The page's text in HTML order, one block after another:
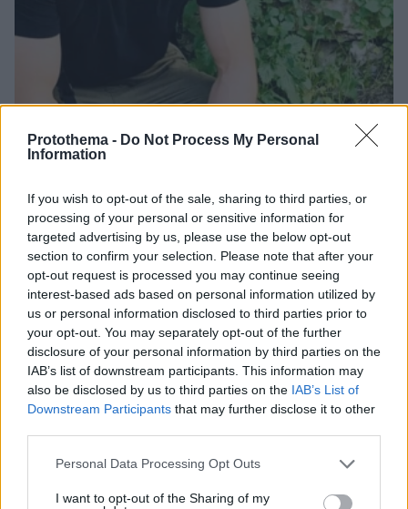
Protothema - Do Not Process My Personal
Information
If you wish to opt-out of the sale, sharing to third parties, or
processing of your personal or sensitive information for
targeted advertising by us, please use the below opt-out
section to confirm your selection. Please note that after your
opt-out request is processed you may continue seeing
interest-based ads based on personal information utilized by
us or personal information disclosed to third parties prior to
your opt-out. You may separately opt-out of the further
disclosure of your personal information by third parties on the
IAB’s list of downstream participants. This information may
also be disclosed by us to third parties on the IAB’s List of
Downstream Participants that may further disclose it to other
Please note that this website/app uses one or more Google
not limited to your visit or usage behaviour. You may click to
Personal Data Processing Opt Outs
I want to opt-out of the Sharing of my
Από τη Μόρια στον γάμο, τη ΜΚΟ και την
26χρονου Αφγανού που σκότωσε τη Βρετανίδα
στην Κυψέλη
08.08.2026, 12:18